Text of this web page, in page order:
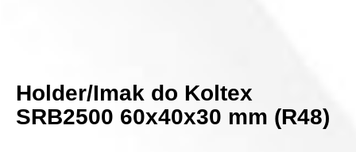
Holder/Imak do Koltex
SRB2500 60x40x30 mm (R48)